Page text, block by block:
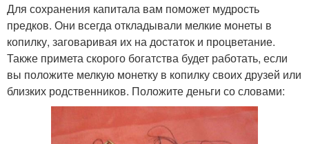
Для сохранения капитала вам поможет мудрость
предков. Они всегда откладывали мелкие монеты в
копилку, заговаривая их на достаток и процветание.
Также примета скорого богатства будет работать, если
вы положите мелкую монетку в копилку своих друзей или
близких родственников. Положите деньги со словами: